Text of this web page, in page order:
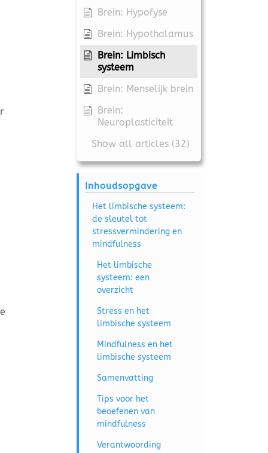
Brein: Hypofyse
Brein: Hypothalamus
Brein: Limbisch
systeem
Brein: Menselijk brein
Brein:
Neuroplasticiteit
Show all articles (32)
Inhoudsopgave
Het limbische systeem:
de sleutel tot
stressvermindering en
mindfulness
Het limbische
systeem: een
overzicht
Stress en het
limbische systeem
Mindfulness en het
limbische systeem
Samenvatting
Tips voor het
beoefenen van
mindfulness
Verantwoording